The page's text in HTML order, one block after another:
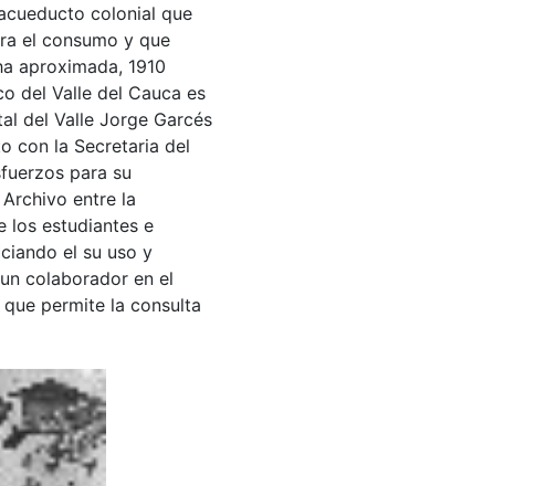
colonial que
el consumo y que
aproximada, 1910
del Valle del Cauca es
del Valle Jorge Garcés
con la Secretaria del
para su
entre la
los estudiantes e
el su uso y
colaborador en el
permite la consulta